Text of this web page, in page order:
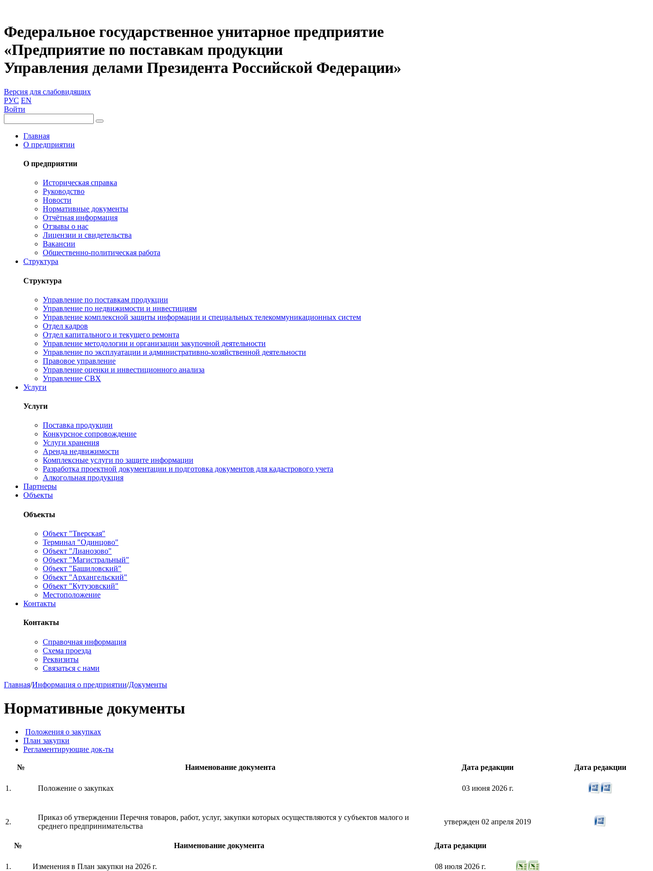
Федеральное государственное унитарное предприятие
«Предприятие по поставкам продукции
Управления делами Президента Российской Федерации»
Версия для слабовидящих
РУС EN
Войти
Главная
О предприятии
О предприятии
Историческая справка
Руководство
Новости
Нормативные документы
Отчётная информация
Отзывы о нас
Лицензии и свидетельства
Вакансии
Общественно-политическая работа
Структура
Структура
Управление по поставкам продукции
Управление по недвижимости и инвестициям
Управление комплексной защиты информации и специальных телекоммуникационных систем
Отдел кадров
Отдел капитального и текущего ремонта
Управление методологии и организации закупочной деятельности
Управление по эксплуатации и административно-хозяйственной деятельности
Правовое управление
Управление оценки и инвестиционного анализа
Управление СВХ
Услуги
Услуги
Поставка продукции
Конкурсное сопровождение
Услуги хранения
Аренда недвижимости
Комплексные услуги по защите информации
Разработка проектной документации и подготовка документов для кадастрового учета
Алкогольная продукция
Партнеры
Объекты
Объекты
Объект "Тверская"
Терминал "Одинцово"
Объект "Лианозово"
Объект "Магистральный"
Объект "Башиловский"
Объект "Архангельский"
Объект "Кутузовский"
Местоположение
Контакты
Контакты
Справочная информация
Схема проезда
Реквизиты
Связаться с нами
Главная/Информация о предприятии/Документы
Нормативные документы
Положения о закупках
План закупки
Регламентирующие док-ты
№ Наименование документа Дата редакции Дата редакции
1. Положение о закупках 03 июня 2026 г.
2.
Приказ об утверждении Перечня товаров, работ, услуг, закупки которых осуществляются у субъектов малого и
среднего предпринимательства
утвержден 02 апреля 2019
№ Наименование документа Дата редакции
1. Изменения в План закупки на 2026 г. 08 июля 2026 г.